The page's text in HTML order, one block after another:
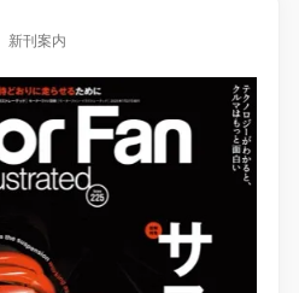
新刊案内